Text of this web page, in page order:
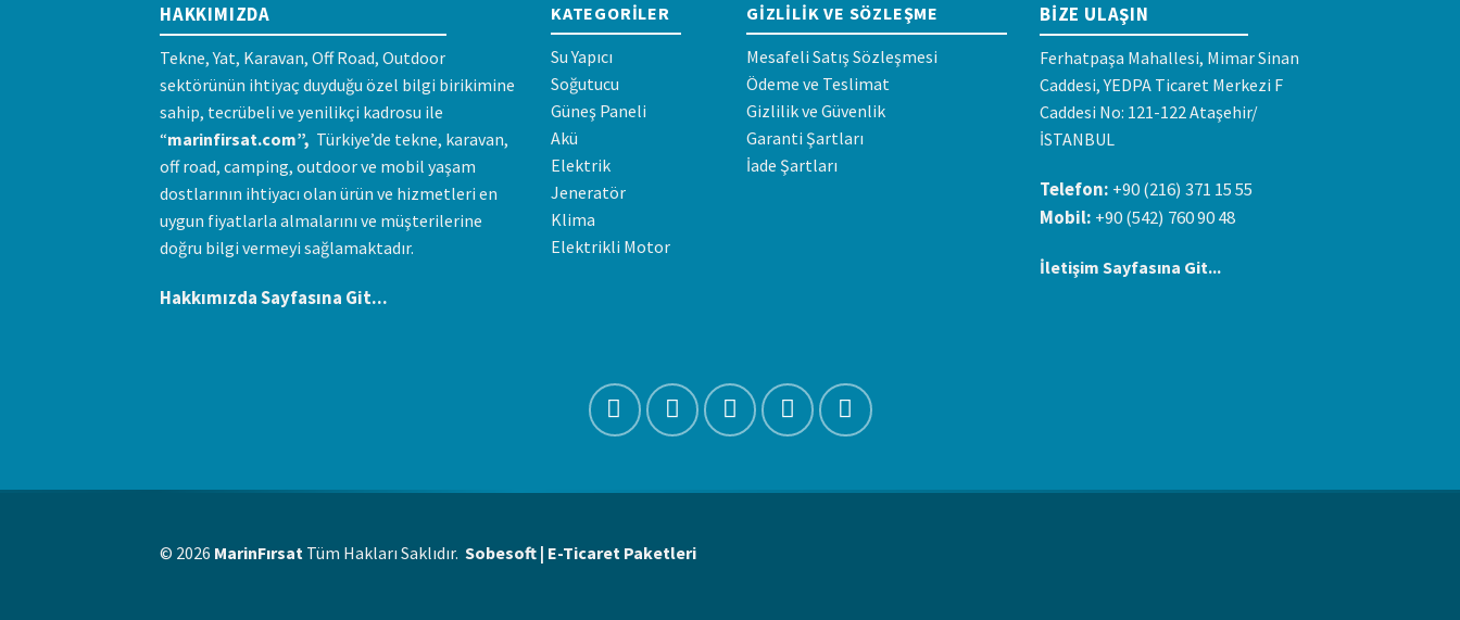
HAKKIMIZDA
Tekne, Yat, Karavan, Off Road, Outdoor
sektörünün ihtiyaç duyduğu özel bilgi birikimine
sahip, tecrübeli ve yenilikçi kadrosu ile
“marinfirsat.com”, Türkiye’de tekne, karavan,
off road, camping, outdoor ve mobil yaşam
dostlarının ihtiyacı olan ürün ve hizmetleri en
uygun fiyatlarla almalarını ve müşterilerine
doğru bilgi vermeyi sağlamaktadır.
Hakkımızda Sayfasına Git...
KATEGORILER
Su Yapıcı
Soğutucu
Güneş Paneli
Akü
Elektrik
Jeneratör
Klima
Elektrikli Motor
GIZLILIK VE SÖZLEŞME
Mesafeli Satış Sözleşmesi
Ödeme ve Teslimat
Gizlilik ve Güvenlik
Garanti Şartları
İade Şartları
BIZE ULAŞIN
Ferhatpaşa Mahallesi, Mimar Sinan
Caddesi, YEDPA Ticaret Merkezi F
Caddesi No: 121-122 Ataşehir/
İSTANBUL
Telefon: +90 (216) 371 15 55
Mobil: +90 (542) 760 90 48
İletişim Sayfasına Git...
© 2026 MarinFırsat Tüm Hakları Saklıdır. Sobesoft | E-Ticaret Paketleri